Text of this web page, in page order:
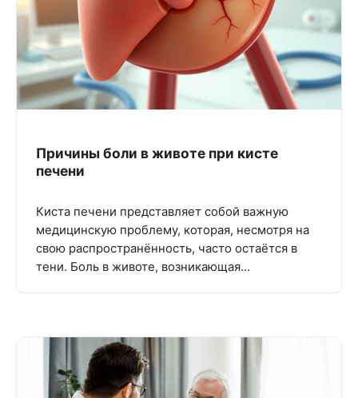
Причины боли в животе при кисте
печени
Киста печени представляет собой важную
медицинскую проблему, которая, несмотря на
свою распространённость, часто остаётся в
тени. Боль в животе, возникающая…